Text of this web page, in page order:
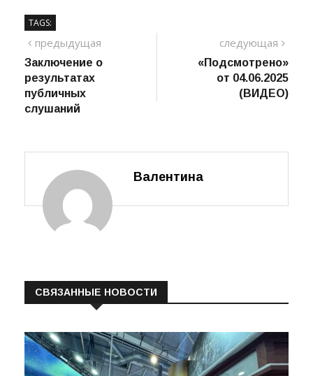
TAGS:
Навигация
по
записям
предыдущая
Заключение о
результатах
публичных
слушаний
следующая
пост
«Подсмотрено»
от 04.06.2025
(ВИДЕО)
Валентина
СВЯЗАННЫЕ НОВОСТИ